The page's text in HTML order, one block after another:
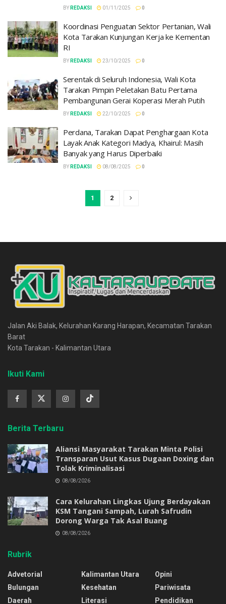
BY REDAKSI 01/11/2025 0
Koordinasi Penguatan Sektor Pertanian, Wali
Kota Tarakan Kunjungan Kerja ke Kementan
RI
BY REDAKSI 23/10/2025 0
Serentak di Seluruh Indonesia, Wali Kota
Tarakan Pimpin Peletakan Batu Pertama
Pembangunan Gerai Koperasi Merah Putih
BY REDAKSI 22/10/2025 0
Perdana, Tarakan Dapat Penghargaan Kota
Layak Anak Kategori Madya, Khairul: Masih
Banyak yang Harus Diperbaiki
BY REDAKSI 08/08/2025 0
1 2
Jalan Aki Balak, Kelurahan Karang Harapan, Kecamatan Tarakan
Barat
Kota Tarakan - Kalimantan Utara
Ikuti Kami
Berita Terbaru
Aliansi Masyarakat Tarakan Minta Polisi
Transparan Usut Kasus Dugaan Doxing dan
Tolak Kriminalisasi
08/08/2026
Cara Kelurahan Lingkas Ujung Berdayakan
KSM Tangani Sampah, Lurah Safrudin
Dorong Warga Tak Asal Buang
08/08/2026
Rubrik
Advetorial
Bulungan
Daerah
Kalimantan Utara
Kesehatan
Literasi
Opini
Pariwisata
Pendidikan